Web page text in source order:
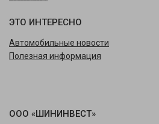
ЭТО ИНТЕРЕСНО
Автомобильные новости
Полезная информация
ООО «ШИНИНВЕСТ»